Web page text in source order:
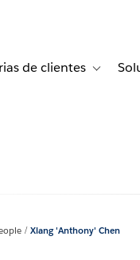
for Produtos
de clientes Toggle
Xiang 'Anthony' Chen